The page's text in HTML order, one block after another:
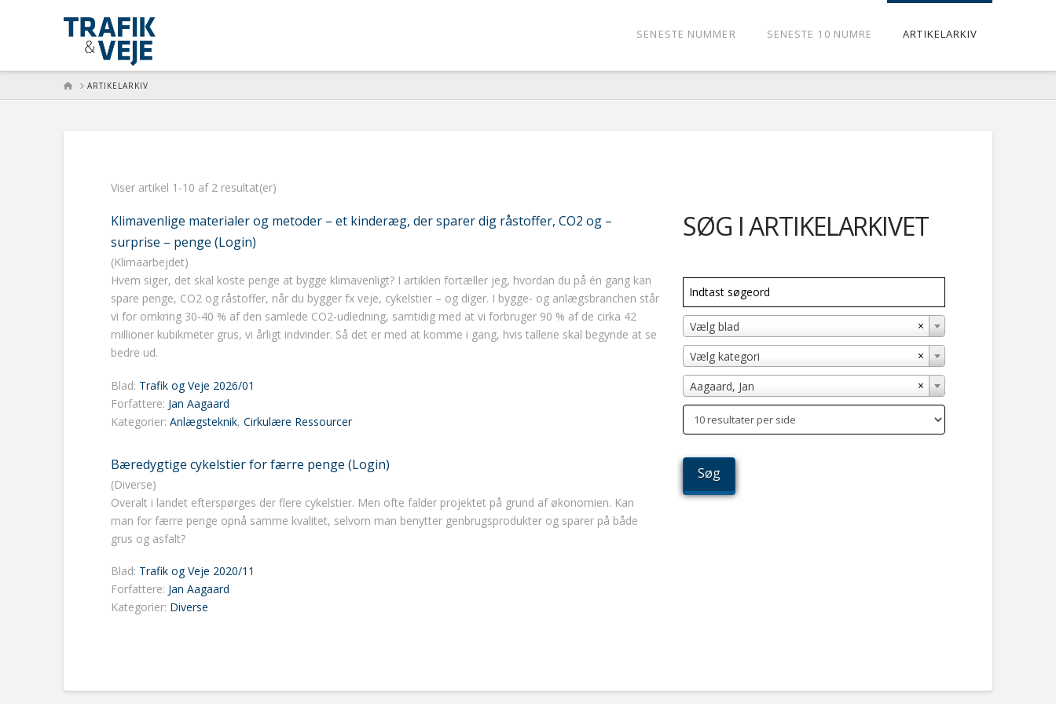
SENESTE NUMMER SENESTE 10 NUMRE ARTIKELARKIV
HOMEARTIKELARKIV
Viser artikel 1-10 af 2 resultat(er)
Klimavenlige materialer og metoder – et kinderæg, der sparer dig råstoffer, CO2 og –
surprise – penge (Login)
(Klimaarbejdet)
Hvem siger, det skal koste penge at bygge klimavenligt? I artiklen fortæller jeg, hvordan du på én gang kan
spare penge, CO2 og råstoffer, når du bygger fx veje, cykelstier – og diger. I bygge- og anlægsbranchen står
vi for omkring 30-40 % af den samlede CO2-udledning, samtidig med at vi forbruger 90 % af de cirka 42
millioner kubikmeter grus, vi årligt indvinder. Så det er med at komme i gang, hvis tallene skal begynde at se
bedre ud.
Blad: Trafik og Veje 2026/01
Forfattere: Jan Aagaard
Kategorier: Anlægsteknik, Cirkulære Ressourcer
Bæredygtige cykelstier for færre penge (Login)
(Diverse)
Overalt i landet efterspørges der flere cykelstier. Men ofte falder projektet på grund af økonomien. Kan
man for færre penge opnå samme kvalitet, selvom man benytter genbrugsprodukter og sparer på både
grus og asfalt?
Blad: Trafik og Veje 2020/11
Forfattere: Jan Aagaard
Kategorier: Diverse
SØG I ARTIKELARKIVET
×
Vælg blad
×
Vælg kategori
×
Aagaard, Jan